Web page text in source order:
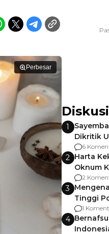
Perbesar
1
Dikritik
6
2 Harta
Oknum
2
3
Tinggi
Usai Jadi
1
4